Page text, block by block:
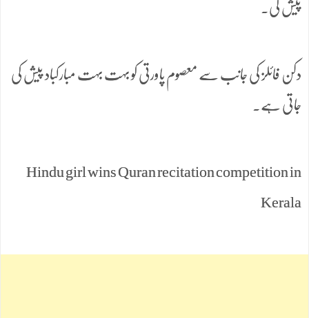
پیش کی۔
دکن فائلز کی جانب سے معصوم پاورتی کو بہت بہت مبارکباد پیش کی
جاتی ہے۔
Hindu girl wins Quran recitation competition in
Kerala